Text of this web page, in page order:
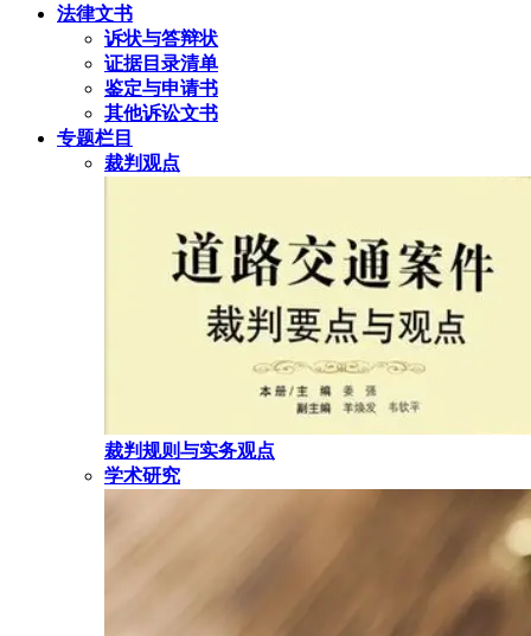
法律文书
诉状与答辩状
证据目录清单
鉴定与申请书
其他诉讼文书
专题栏目
裁判观点
裁判规则与实务观点
学术研究